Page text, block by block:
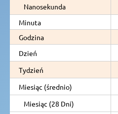
Nanosekunda
Minuta
Godzina
Dzień
Tydzień
Miesiąc (średnio)
Miesiąc (28 Dni)